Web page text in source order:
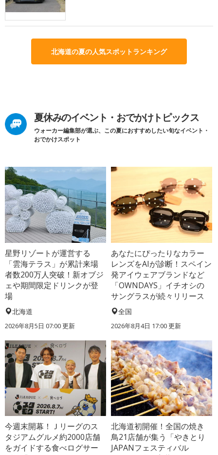
北海道の夏の人気スポットランキング
夏休みのイベント・おでかけトピックス
ウォーカー編集部が選ぶ、この夏におすすめしたい旬なイベント・
おでかけスポット
星野リゾートが運営する
「雲海テラス」が累計来場
者数200万人突破！新オブジ
ェや期間限定ドリンクが登
場
北海道
2026年8月5日 07:00更新
あなたにぴったりなカラー
レンズをAIが診断！スペイン
発アイウェアブランドなど
「OWNDAYS」イチオシの
サングラスが続々リリース
全国
2026年8月4日 17:00更新
今週末開幕！Ｊリーグのス
タジアムグルメ約2000店舗
をガイドする食べログサー
北海道初開催！全国の焼き
鳥21店舗が集う「やきとり
JAPANフェスティバル